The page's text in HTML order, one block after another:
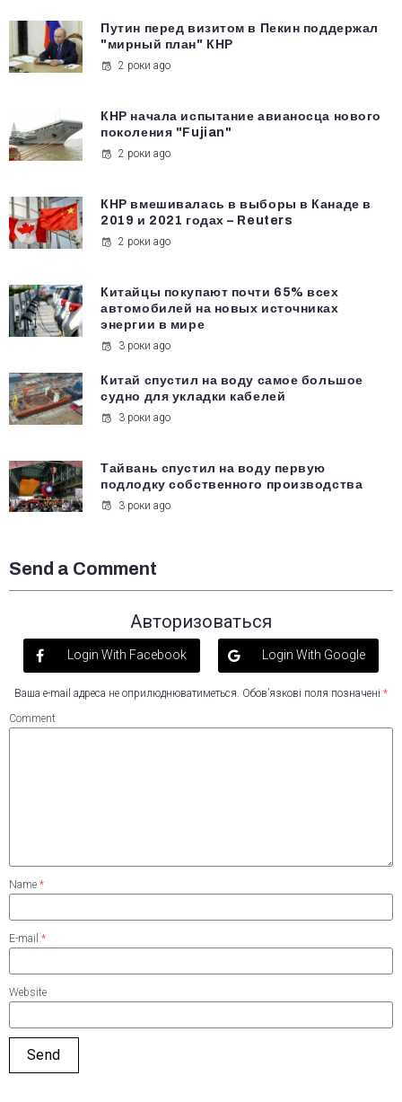
Путин перед визитом в Пекин поддержал
"мирный план" КНР
2 роки ago
КНР начала испытание авианосца нового
поколения "Fujian"
2 роки ago
КНР вмешивалась в выборы в Канаде в
2019 и 2021 годах – Reuters
2 роки ago
Китайцы покупают почти 65% всех
автомобилей на новых источниках
энергии в мире
3 роки ago
Китай спустил на воду самое большое
судно для укладки кабелей
3 роки ago
Тайвань спустил на воду первую
подлодку собственного производства
3 роки ago
Send a Comment
Авторизоваться
Login With Facebook Login With Google
Ваша e-mail адреса не оприлюднюватиметься. Обов’язкові поля позначені *
Comment
Name *
E-mail *
Website